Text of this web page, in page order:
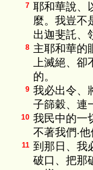
7 耶和華說、
麼。我豈不
出迦斐託、
8 主耶和華的
上滅絕、卻
的。
9 我必出令、
子篩穀、連
10 我民中的一
不著我們‧他
11 到那日、我
破口、把那